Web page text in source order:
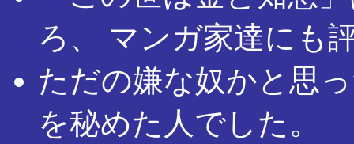
ろ、 マンガ家達にも
ただの嫌な奴かと思
を秘めた人でした。